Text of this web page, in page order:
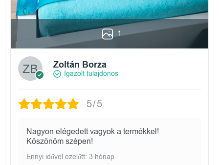
1
Zoltán Borza
Igazolt tulajdonos
5/5
Nagyon elégedett vagyok a termékkel!
Köszönöm szépen!
Ennyi idővel ezelőtt: 3 hónap